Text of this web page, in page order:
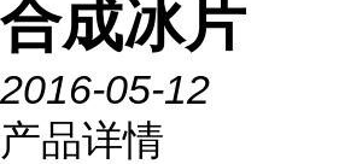
合成冰片
2016-05-12
产品详情